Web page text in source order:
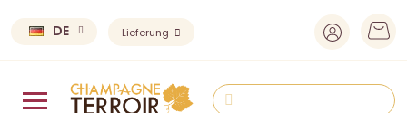
DE Lieferung